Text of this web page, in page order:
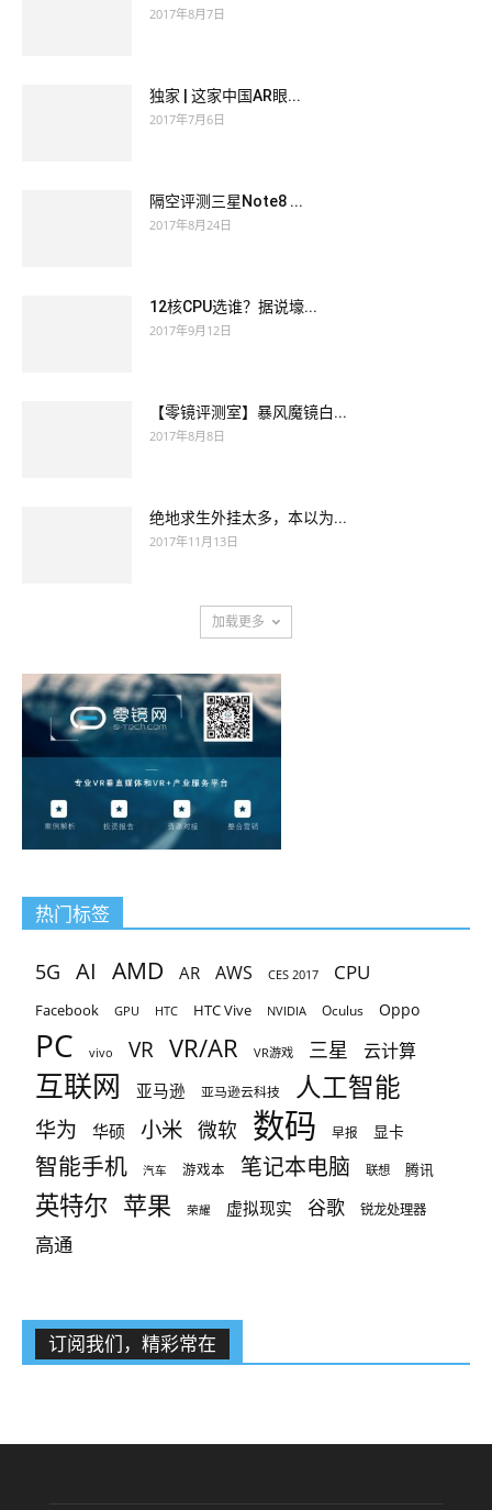
2017年8月7日
独家 | 这家中国AR眼...
2017年7月6日
隔空评测三星Note8 ...
2017年8月24日
12核CPU选谁？据说壕...
2017年9月12日
【零镜评测室】暴风魔镜白...
2017年8月8日
绝地求生外挂太多，本以为...
2017年11月13日
加载更多
热门标签
5G AI AMD AR AWS CES 2017 CPU
Facebook GPU HTC HTC Vive NVIDIA Oculus Oppo
PC vivo VR VR/AR VR游戏 三星 云计算
互联网 亚马逊 亚马逊云科技 人工智能
华为 华硕 小米 微软 数码 早报 显卡
智能手机 汽车 游戏本 笔记本电脑 联想 腾讯
英特尔 苹果 荣耀 虚拟现实 谷歌 锐龙处理器
高通
订阅我们，精彩常在